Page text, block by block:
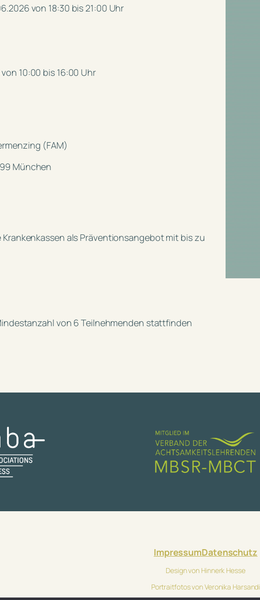
von 18:30 bis 21:00 Uhr
10:00 bis 16:00 Uhr
(FAM)
München
als Präventionsangebot mit bis zu
von 6 Teilnehmenden stattfinden
ImpressumDatenschutz
Design von Hinnerk Hesse
Portraitfotos von Veronika Harsandi